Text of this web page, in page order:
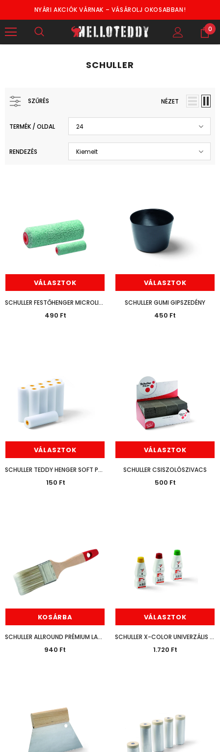
NYÁRI AKCIÓK VÁRNAK – VÁSÁROLJ OKOSABBAN!
0
HÉRA BELTÉRI MATT FALFESTÉK FEHÉR 15L
13.630 Ft
KOSÁRBA
7.470 Ft 6.190 Ft
KOSÁRBA
SCHULLER
SZŰRÉS NÉZET
TERMÉK / OLDAL 24
RENDEZÉS Kiemelt
VÁLASZTOK
SCHULLER FESTŐHENGER MICROLINE PRO
490 Ft
VÁLASZTOK
SCHULLER GUMI GIPSZEDÉNY
450 Ft
VÁLASZTOK
SCHULLER TEDDY HENGER SOFT PRO
150 Ft
VÁLASZTOK
SCHULLER CSISZOLÓSZIVACS
500 Ft
KOSÁRBA
SCHULLER ALLROUND PRÉMIUM LAPOSECSET 30MM
940 Ft
VÁLASZTOK
SCHULLER X-COLOR UNIVERZÁLIS SZÍNEZŐPASZTA 40ML
1.720 Ft